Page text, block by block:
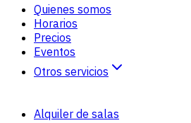
Cuidado personal *
Quienes somos
Horarios
Precios
Eventos
Otros servicios
Terapias
Alquiler de salas